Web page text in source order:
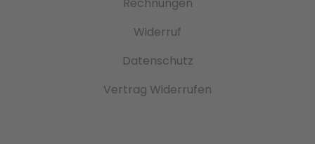
Widerruf
Datenschutz
Vertrag Widerrufen